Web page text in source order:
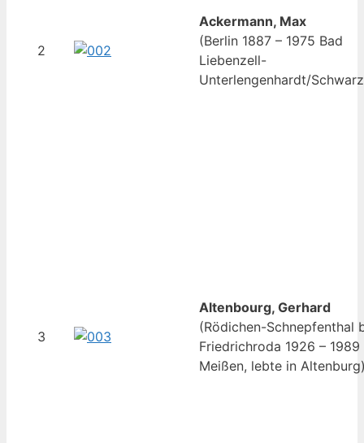
2
Ackermann, Max
(Berlin 1887 – 1975 Bad
Liebenzell-
Unterlengenhardt/
3
Altenbourg, Gerhard
(Rödichen-Schnepfenthal
Friedrichroda 1926 – 1989
Meißen, lebte in